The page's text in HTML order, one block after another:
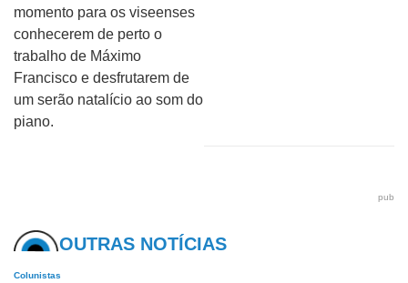
momento para os viseenses
conhecerem de perto o
trabalho de Máximo
Francisco e desfrutarem de
um serão natalício ao som do
piano.
pub
OUTRAS NOTÍCIAS
Colunistas